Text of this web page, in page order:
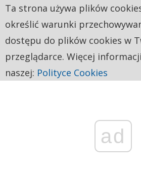
ad
Ta strona używa plików
określić warunki
dostępu do plików cookies w
przeglądarce. Więcej
naszej: Polityce Cookies